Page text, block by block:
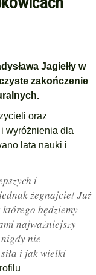
Jagiełły w
zakończenie
oraz
wyróżnienia dla
lata nauki i
i
żegnajcie! Już
będziemy
najważniejszy
nie
i jak wielki